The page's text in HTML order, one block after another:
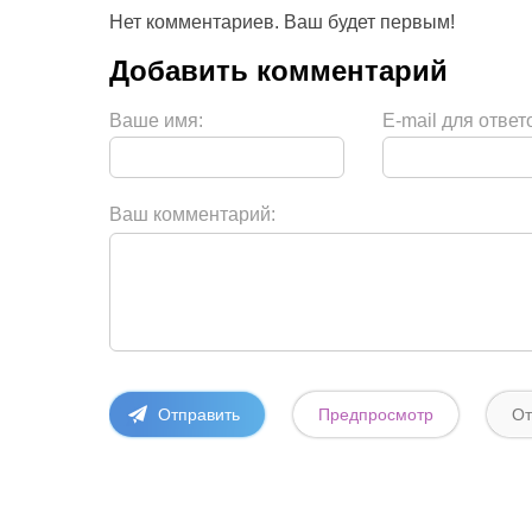
Нет комментариев. Ваш будет первым!
Ваше имя: E-mail для
Ваш комментарий: